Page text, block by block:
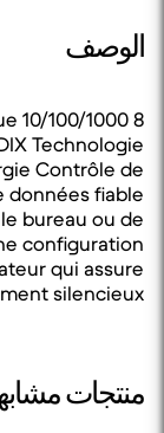
الوصف
10/100/1000
Technologie
Contrôle de
données fiable
bureau ou de
configuration
qui assure
silencieux
منتجات